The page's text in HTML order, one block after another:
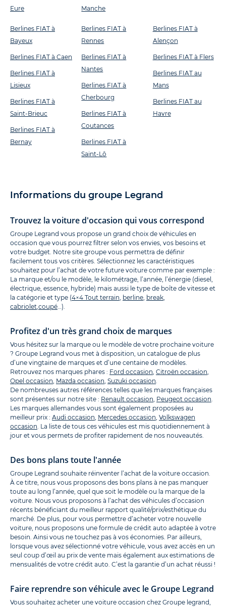
Eure
Manche
Berlines FIAT à
Bayeux
Berlines FIAT à Caen
Berlines FIAT à
Lisieux
Berlines FIAT à
Saint-Brieuc
Berlines FIAT à
Bernay
Berlines FIAT à
Rennes
Berlines FIAT à
Nantes
Berlines FIAT à
Cherbourg
Berlines FIAT à
Coutances
Berlines FIAT à
Saint-Lô
Berlines FIAT à
Alençon
Berlines FIAT à Flers
Berlines FIAT au
Mans
Berlines FIAT au
Havre
Informations du groupe Legrand
Trouvez la voiture d'occasion qui vous correspond
Groupe Legrand vous propose un grand choix de véhicules en
occasion que vous pourrez filtrer selon vos envies, vos besoins et
votre budget. Notre site groupe vous permettra de définir
facilement tous vos critères. Sélectionnez les caractéristiques
souhaitez pour l’achat de votre future voiture comme par exemple :
La marque et/ou le modèle, le kilométrage, l’année, l’énergie (diesel,
électrique, essence, hybride) mais aussi le type de boîte de vitesse et
la catégorie et type (4×4 Tout terrain, berline, break,
cabriolet,coupé…).
Profitez d'un très grand choix de marques
Vous hésitez sur la marque ou le modèle de votre prochaine voiture
? Groupe Legrand vous met à disposition, un catalogue de plus
d’une vingtaine de marques et d’une centaine de modèles.
Retrouvez nos marques phares : Ford occasion, Citroën occasion,
Opel occasion, Mazda occasion, Suzuki occasion.
De nombreuses autres références telles que les marques françaises
sont présentes sur notre site : Renault occasion, Peugeot occasion.
Les marques allemandes vous sont également proposées au
meilleur prix : Audi occasion, Mercedes occasion, Volkswagen
occasion. La liste de tous ces véhicules est mis quotidiennement à
jour et vous permets de profiter rapidement de nos nouveautés.
Des bons plans toute l'année
Groupe Legrand souhaite réinventer l’achat de la voiture occasion.
À ce titre, nous vous proposons des bons plans à ne pas manquer
toute au long l’année, quel que soit le modèle ou la marque de la
voiture. Nous vous proposons à l’achat des véhicules d’occasion
récents bénéficiant du meilleur rapport qualité/prix/esthétique du
marché. De plus, pour vous permettre d’acheter votre nouvelle
voiture, nous proposons une formule de crédit auto adaptée à votre
besoin. Ainsi vous ne touchez pas à vos économies. Par ailleurs,
lorsque vous avez sélectionné votre véhicule, vous avez accès en un
seul coup d’œil au prix de vente mais également aux estimations de
mensualités de votre crédit auto. C’est la garantie d’un achat réussi !
Faire reprendre son véhicule avec le Groupe Legrand
Vous souhaitez acheter une voiture occasion chez Groupe legrand,